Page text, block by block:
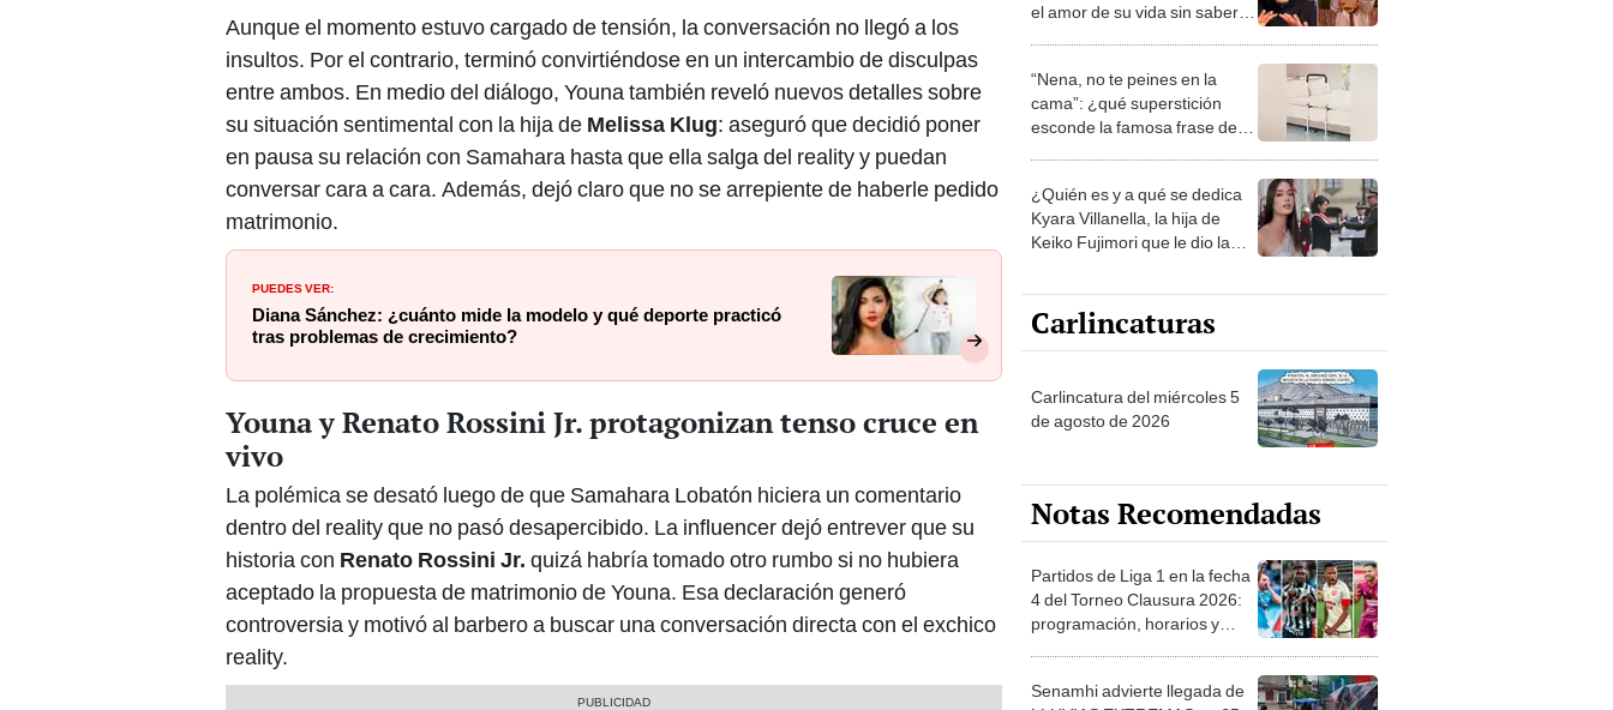
Aunque el momento estuvo cargado de tensión, la conversación no llegó a los
insultos. Por el contrario, terminó convirtiéndose en un intercambio de disculpas
entre ambos. En medio del diálogo, Youna también reveló nuevos detalles sobre
su situación sentimental con la hija de Melissa Klug: aseguró que decidió poner
en pausa su relación con Samahara hasta que ella salga del reality y puedan
conversar cara a cara. Además, dejó claro que no se arrepiente de haberle pedido
matrimonio.
PUEDES VER:
Diana Sánchez: ¿cuánto mide la modelo y qué deporte practicó
tras problemas de crecimiento?
Youna y Renato Rossini Jr. protagonizan tenso cruce en
vivo
La polémica se desató luego de que Samahara Lobatón hiciera un comentario
dentro del reality que no pasó desapercibido. La influencer dejó entrever que su
historia con Renato Rossini Jr. quizá habría tomado otro rumbo si no hubiera
aceptado la propuesta de matrimonio de Youna. Esa declaración generó
controversia y motivó al barbero a buscar una conversación directa con el exchico
reality.
el amor de su vida sin saber
“Nena, no te peines en la
cama”: ¿qué superstición
esconde la famosa frase de
¿Quién es y a qué se dedica
Kyara Villanella, la hija de
Keiko Fujimori que le dio la
Carlincaturas
Carlincatura del miércoles 5
de agosto de 2026
Notas Recomendadas
Partidos de Liga 1 en la fecha
4 del Torneo Clausura 2026:
programación, horarios y
Senamhi advierte llegada de